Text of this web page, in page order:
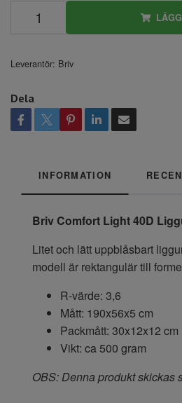
Leverantör: Briv
Dela
INFORMATION
Briv Comfort Light 40D
Litet och lätt uppblåsbart
modell är rektangulär till
R-värde: 3,6
Mått: 190x56x5 cm
Packmått: 30x12x12 cm
Vikt: ca 500 gram
OBS: Denna produkt skickas